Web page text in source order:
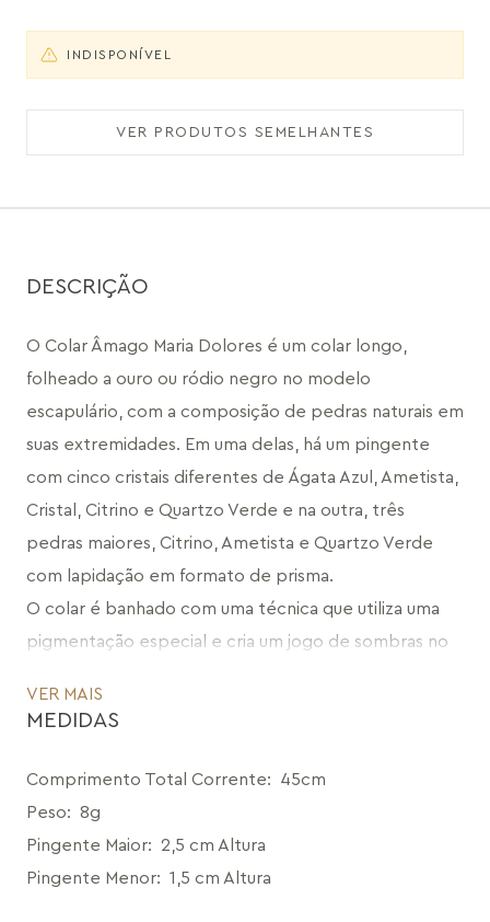
INDISPONÍVEL
VER PRODUTOS SEMELHANTES
DESCRIÇÃO
O Colar Âmago Maria Dolores é um colar longo,
folheado a ouro ou ródio negro no modelo
escapulário, com a composição de pedras naturais em
suas extremidades. Em uma delas, há um pingente
com cinco cristais diferentes de Ágata Azul, Ametista,
Cristal, Citrino e Quartzo Verde e na outra, três
pedras maiores, Citrino, Ametista e Quartzo Verde
com lapidação em formato de prisma.
O colar é banhado com uma técnica que utiliza uma
pigmentação especial e cria um jogo de sombras no
das bordas das pedras, uma fusão do artesanal com o
industrial.
O Colar mago é uma peça versátil, já que pode ser
usada de duas maneiras diferentes: longo, com uma
VER MAIS
MEDIDAS
Comprimento Total Corrente:
45cm
Peso: 8g
Pingente Maior: 2,5 cm Altura
Pingente Menor: 1,5 cm Altura